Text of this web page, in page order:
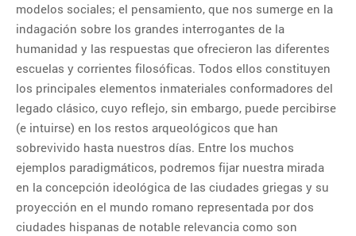
15-09-2026 – Taller de
escritura: cómo escribir y editar
un libro
14-09-2026 – Lengua de signos
para la atención al público
14-10-2026 – Clases de
Lenguaje y Cultura Coreana –
Nivel Básico – Parte I
29-08-2026 – Jornada La Mujer
y la Música de Raíz en el
Festival Villar de los Mundos
(Edición 2026) Con Vanesa
Muela y Fernando Valladares
modelos sociales; el pensamiento, que nos sumerge en la
indagación sobre los grandes interrogantes de la
humanidad y las respuestas que ofrecieron las diferentes
escuelas y corrientes filosóficas. Todos ellos constituyen
los principales elementos inmateriales conformadores del
legado clásico, cuyo reflejo, sin embargo, puede percibirse
(e intuirse) en los restos arqueológicos que han
sobrevivido hasta nuestros días. Entre los muchos
ejemplos paradigmáticos, podremos fijar nuestra mirada
en la concepción ideológica de las ciudades griegas y su
proyección en el mundo romano representada por dos
ciudades hispanas de notable relevancia como son